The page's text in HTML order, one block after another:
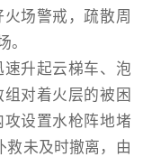
场警戒，疏散周
。
升起云梯车、泡
对着火层的被困
设置水枪阵地堵
救未及时撤离，由